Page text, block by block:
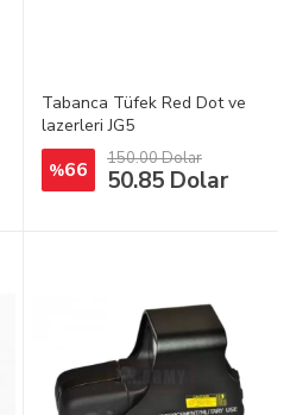
Tabanca Tüfek Red Dot ve
lazerleri JG5
%66 150.00 Dolar
50.85 Dolar